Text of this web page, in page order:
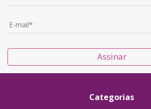
Assinar
Categorias